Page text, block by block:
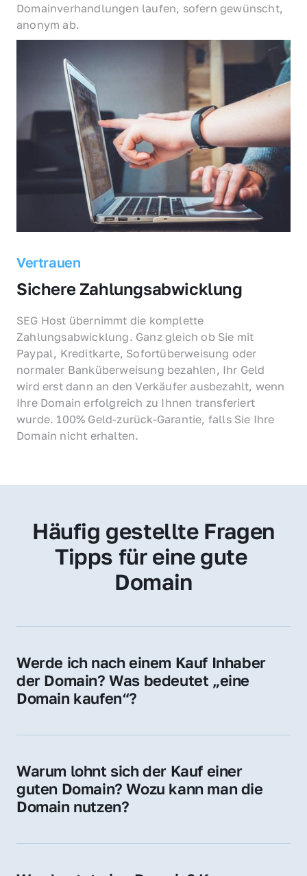
Domainverhandlungen laufen, sofern gewünscht,
anonym ab.
Vertrauen
Sichere Zahlungsabwicklung
SEG Host übernimmt die komplette
Zahlungsabwicklung. Ganz gleich ob Sie mit
Paypal, Kreditkarte, Sofortüberweisung oder
normaler Banküberweisung bezahlen, Ihr Geld
wird erst dann an den Verkäufer ausbezahlt, wenn
Ihre Domain erfolgreich zu Ihnen transferiert
wurde. 100% Geld-zurück-Garantie, falls Sie Ihre
Domain nicht erhalten.
Häufig gestellte Fragen
Tipps für eine gute
Domain
Werde ich nach einem Kauf Inhaber
der Domain? Was bedeutet „eine
Domain kaufen“?
Sie erhalten alle Rechte zur Nutzung,
Domain.
Warum lohnt sich der Kauf einer
guten Domain? Wozu kann man die
Domain nutzen?
Vertrauen und Markenwert. Nutzen Sie sie